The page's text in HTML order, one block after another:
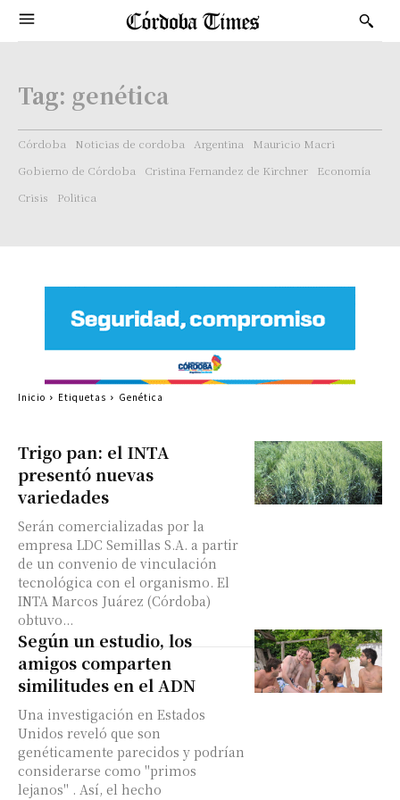
Tag: genética
Córdoba Noticias de cordoba Argentina
Mauricio Macri
Gobierno de Córdoba
Cristina Fernandez de Kirchner
Economía
Crisis
Politica
Trigo pan: el INTA
presentó nuevas
variedades
Serán comercializadas por la
empresa LDC Semillas S.A. a partir
de un convenio de vinculación
tecnológica con el organismo. El
INTA Marcos Juárez (Córdoba)
obtuvo...
Según un estudio, los
amigos comparten
similitudes en el ADN
Una investigación en Estados
Unidos reveló que son
genéticamente parecidos y podrían
considerarse como "primos
lejanos" . Así, el hecho
Inicio Etiquetas Genética